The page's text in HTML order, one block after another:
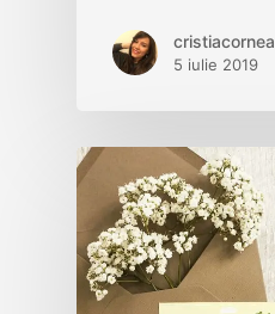
cristiacornea
5 iulie 2019